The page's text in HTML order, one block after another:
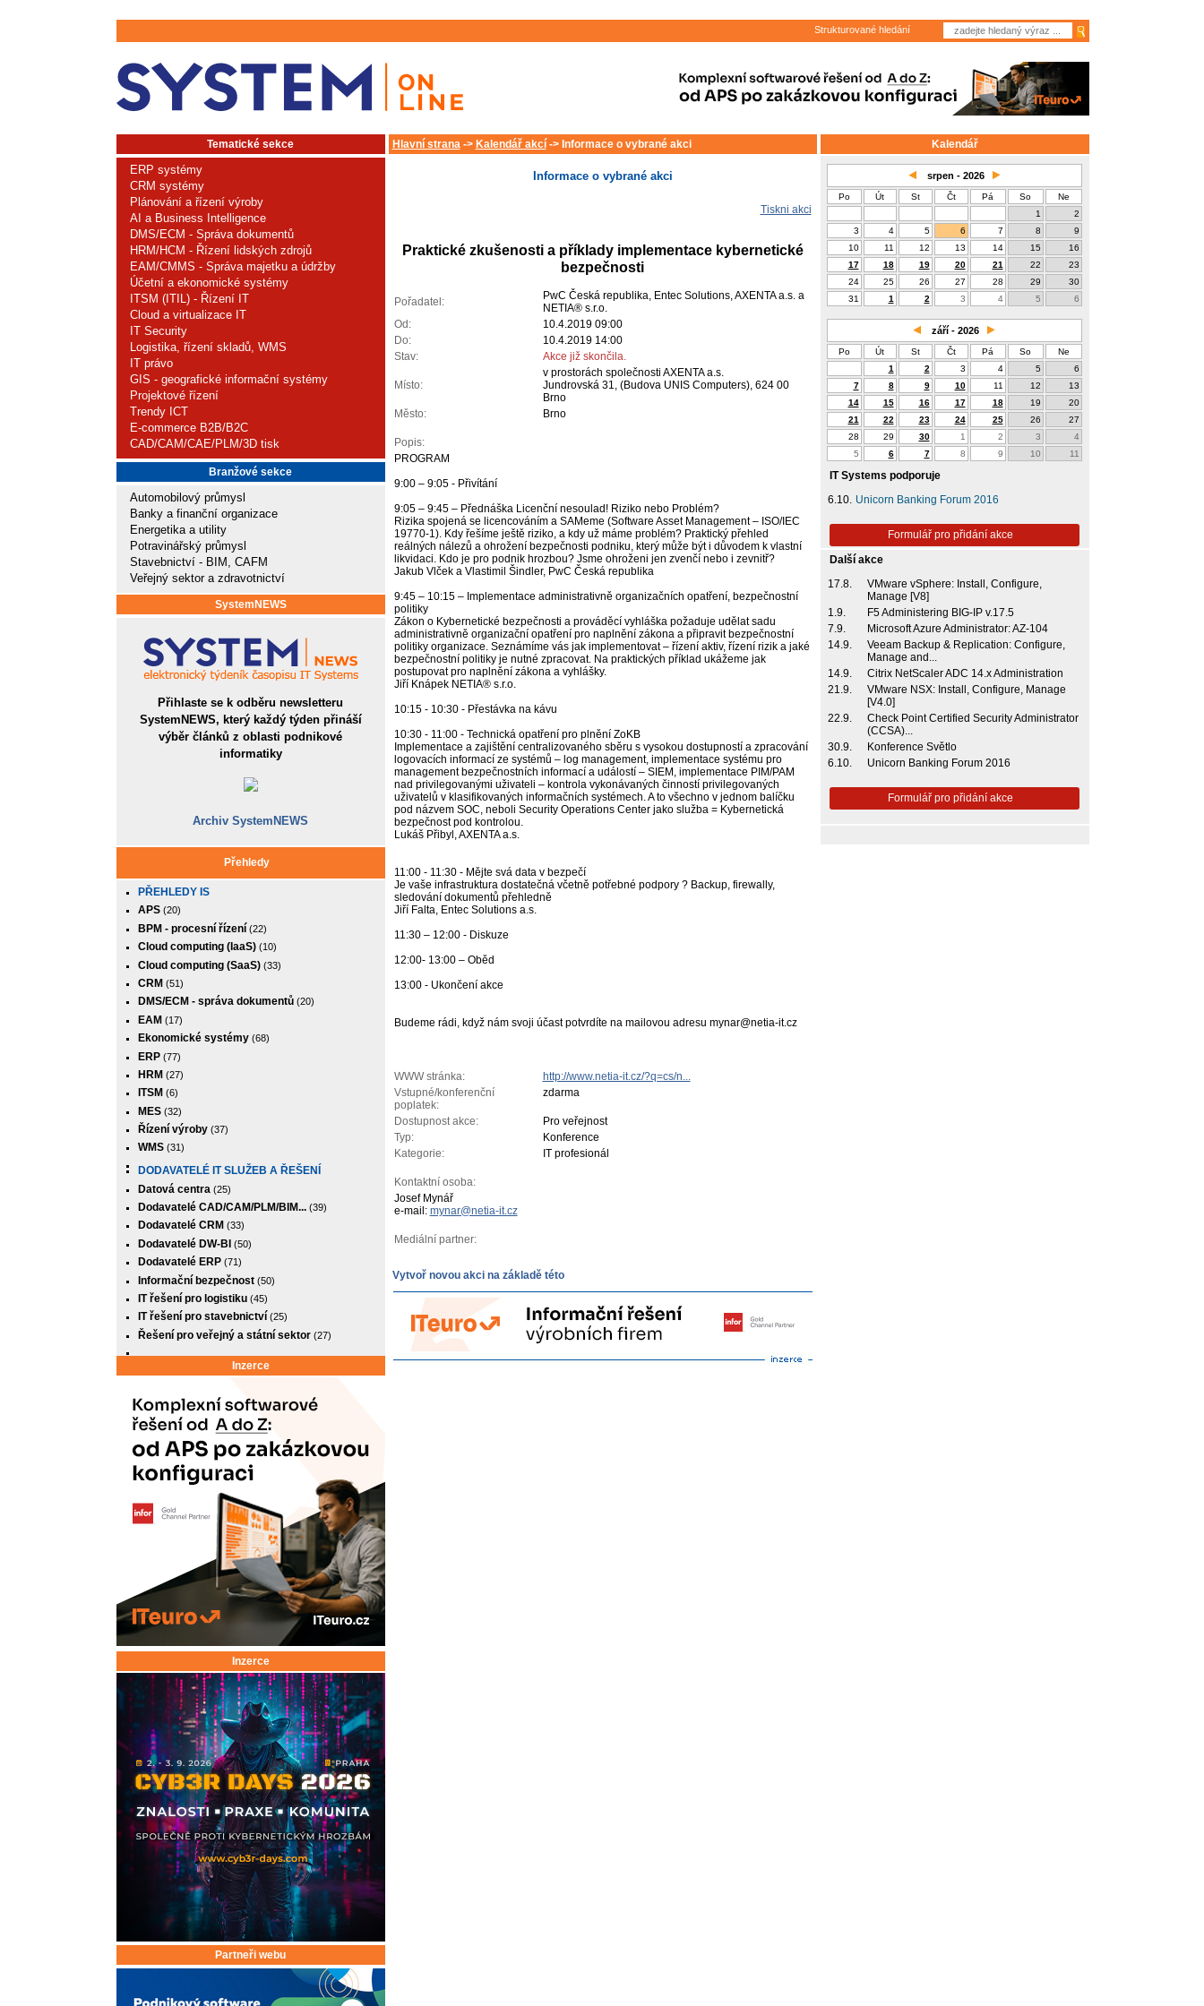
Strukturované hledání
Tematické sekce
ERP systémy
CRM systémy
Plánování a řízení výroby
AI a Business Intelligence
DMS/ECM - Správa dokumentů
HRM/HCM - Řízení lidských zdrojů
EAM/CMMS - Správa majetku a údržby
Účetní a ekonomické systémy
ITSM (ITIL) - Řízení IT
Cloud a virtualizace IT
IT Security
Logistika, řízení skladů, WMS
IT právo
GIS - geografické informační systémy
Projektové řízení
Trendy ICT
E-commerce B2B/B2C
CAD/CAM/CAE/PLM/3D tisk
Branžové sekce
Automobilový průmysl
Banky a finanční organizace
Energetika a utility
Potravinářský průmysl
Stavebnictví - BIM, CAFM
Veřejný sektor a zdravotnictví
SystemNEWS
Přihlaste se k odběru newsletteru
SystemNEWS, který každý týden přináší
výběr článků z oblasti podnikové
informatiky
Archiv SystemNEWS
Přehledy
PŘEHLEDY IS
APS(20)
BPM - procesní řízení(22)
Cloud computing (IaaS)(10)
Cloud computing (SaaS)(33)
CRM (51)
DMS/ECM - správa dokumentů(20)
EAM (17)
Ekonomické systémy(68)
ERP(77)
HRM (27)
ITSM (6)
MES(32)
Řízení výroby(37)
WMS(31)
DODAVATELÉ IT SLUŽEB A ŘEŠENÍ
Datová centra (25)
Dodavatelé CAD/CAM/PLM/BIM...(39)
Dodavatelé CRM (33)
Dodavatelé DW-BI (50)
Dodavatelé ERP(71)
Informační bezpečnost(50)
IT řešení pro logistiku(45)
IT řešení pro stavebnictví(25)
Řešení pro veřejný a státní sektor(27)
Inzerce
Inzerce
Partneři webu
Hlavní strana-> Kalendář akcí-> Informace o vybrané akci
Informace o vybrané akci
Tiskni akci
Praktické zkušenosti a příklady implementace kybernetické
bezpečnosti
Pořadatel:
PwC Česká republika, Entec Solutions, AXENTA a.s. a
NETIA® s.r.o.
Od:
10.4.2019 09:00
Do:
10.4.2019 14:00
Stav:
Akce již skončila.
Místo:
v prostorách společnosti AXENTA a.s.
Jundrovská 31, (Budova UNIS Computers), 624 00
Brno
Město:
Brno
Popis:
PROGRAM
9:00 – 9:05 - Přivítání
9:05 – 9:45 – Přednáška Licenční nesoulad! Riziko nebo Problém?
Rizika spojená se licencováním a SAMeme (Software Asset Management – ISO/IEC
19770-1). Kdy řešíme ještě riziko, a kdy už máme problém? Praktický přehled
reálných nálezů a ohrožení bezpečnosti podniku, který může být i důvodem k vlastní
likvidaci. Kdo je pro podnik hrozbou? Jsme ohroženi jen zvenčí nebo i zevnitř?
Jakub Vlček a Vlastimil Šindler, PwC Česká republika
9:45 – 10:15 – Implementace administrativně organizačních opatření, bezpečnostní
politiky
Zákon o Kybernetické bezpečnosti a prováděcí vyhláška požaduje udělat sadu
administrativně organizační opatření pro naplnění zákona a připravit bezpečnostní
politiky organizace. Seznámíme vás jak implementovat – řízení aktiv, řízení rizik a jaké
bezpečnostní politiky je nutné zpracovat. Na praktických příklad ukážeme jak
postupovat pro naplnění zákona a vyhlášky.
Jiří Knápek NETIA® s.r.o.
10:15 - 10:30 - Přestávka na kávu
10:30 - 11:00 - Technická opatření pro plnění ZoKB
Implementace a zajištění centralizovaného sběru s vysokou dostupností a zpracování
logovacích informací ze systémů – log management, implementace systému pro
management bezpečnostních informací a událostí – SIEM, implementace PIM/PAM
nad privilegovanými uživateli – kontrola vykonávaných činností privilegovaných
uživatelů v klasifikovaných informačních systémech. A to všechno v jednom balíčku
pod názvem SOC, neboli Security Operations Center jako služba = Kybernetická
bezpečnost pod kontrolou.
Lukáš Přibyl, AXENTA a.s.
11:00 - 11:30 - Mějte svá data v bezpečí
Je vaše infrastruktura dostatečná včetně potřebné podpory ? Backup, firewally,
sledování dokumentů přehledně
Jiří Falta, Entec Solutions a.s.
11:30 – 12:00 - Diskuze
12:00- 13:00 – Oběd
13:00 - Ukončení akce
Budeme rádi, když nám svoji účast potvrdíte na mailovou adresu mynar@netia-it.cz
WWW stránka:
http://www.netia-it.cz/?q=cs/n...
Vstupné/konferenční
poplatek:
zdarma
Dostupnost akce:
Pro veřejnost
Typ:
Konference
Kategorie:
IT profesionál
Kontaktní osoba:
Josef Mynář
e-mail: mynar@netia-it.cz
Mediální partner:
Vytvoř novou akci na základě této
Kalendář
srpen - 2026
Po Út St Čt Pá So
Ne
1
2
3
4 5 6 7 8
9
10
11 12 13 14 15
16
17
18 19 20 21 22
23
24
25 26 27 28 29
30
31
1 2 3 4 5 6
září - 2026
Po Út St Čt Pá So
Ne
1
2 3 4 5
6
7
8 9 10 11 12
13
14
15 16 17 18 19
20
21
22 23 24 25 26
27
28
29 30 1 2 3
4
5
6 7 8 9 10 11
IT Systems podporuje
6.10. Unicorn Banking Forum 2016
Formulář pro přidání akce
Další akce
17.8.
VMware vSphere: Install, Configure,
Manage [V8]
1.9.
F5 Administering BIG-IP v.17.5
7.9.
Microsoft Azure Administrator: AZ-104
14.9.
Veeam Backup & Replication: Configure,
Manage and...
14.9.
Citrix NetScaler ADC 14.x Administration
21.9.
VMware NSX: Install, Configure, Manage
[V4.0]
22.9.
Check Point Certified Security Administrator
(CCSA)...
30.9.
Konference Světlo
6.10.
Unicorn Banking Forum 2016
Formulář pro přidání akce